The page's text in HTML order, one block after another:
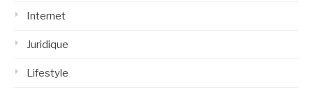
Internet
Juridique
Lifestyle